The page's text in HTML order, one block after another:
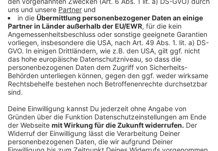
Impfstoffname, Chargennummer, Geburtsmonat,
Geburtsjahr, Geschlecht und Postleitzahl. Wie es in
einem Verordnungsentwurf heißt, sollen die Daten nur
zweckgebunden zu verarbeiten sein: zum Feststellen
der Inanspruchnahme von Impfungen und von
Impfeffekten durch das RKI und zum Überwachen der
Sicherheit von Impfstoffen durch das bundeseigene
Paul-Ehrlich-Institut.
Anzeige
Wie kommen Hausärzte beim Impfen ins